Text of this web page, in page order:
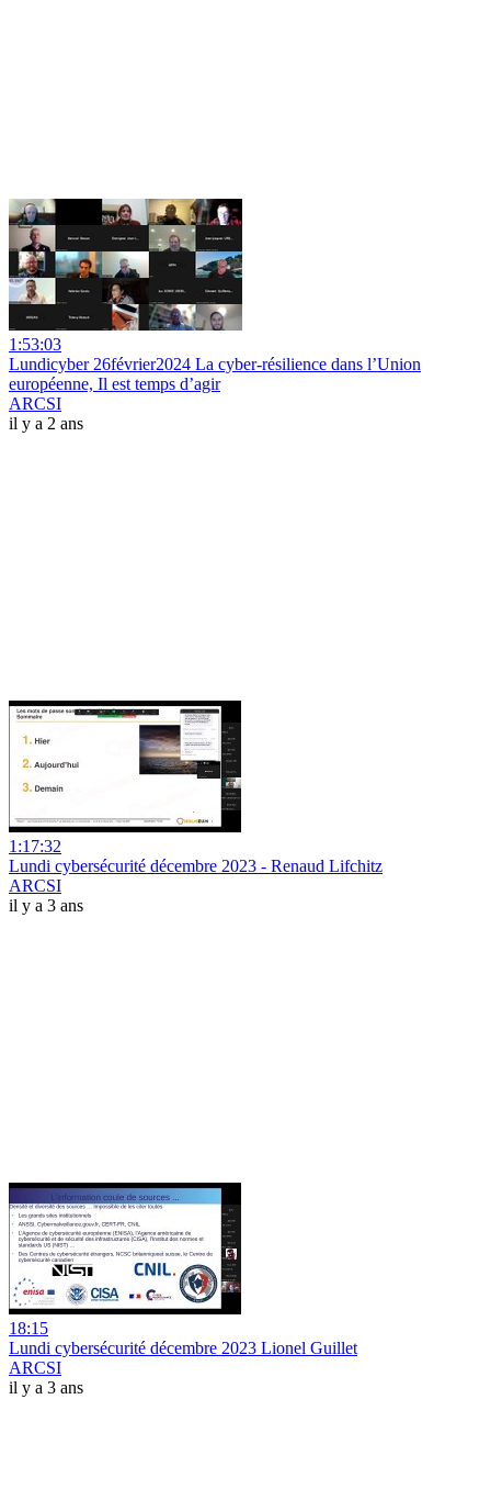
1:53:03
Lundicyber 26février2024 La cyber-résilience dans l’Union
européenne, Il est temps d’agir
ARCSI
il y a 2 ans
1:17:32
Lundi cybersécurité décembre 2023 - Renaud Lifchitz
ARCSI
il y a 3 ans
18:15
Lundi cybersécurité décembre 2023 Lionel Guillet
ARCSI
il y a 3 ans